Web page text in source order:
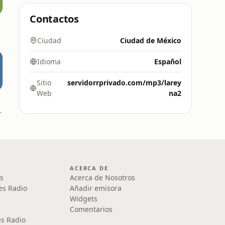
FM
Contactos
Ciudad Ciudad de México
Idioma Español
Sitio
Web
servidorrprivado.com/mp3/larey
na2
Radio
Radio
ACERCA DE
Acerca de Nosotros
Añadir emisora
Widgets
Comentarios